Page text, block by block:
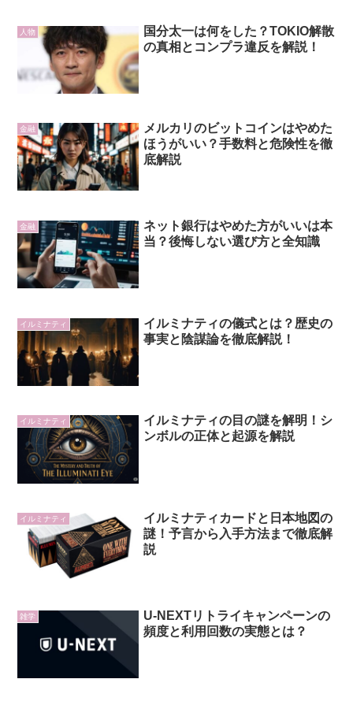
人物
国分太一は何をした？TOKIO解散
の真相とコンプラ違反を解説！
金融
メルカリのビットコインはやめた
ほうがいい？手数料と危険性を徹
底解説
金融
ネット銀行はやめた方がいいは本
当？後悔しない選び方と全知識
イルミナティ
イルミナティの儀式とは？歴史の
事実と陰謀論を徹底解説！
イルミナティ
イルミナティの目の謎を解明！シ
ンボルの正体と起源を解説
イルミナティ
イルミナティカードと日本地図の
謎！予言から入手方法まで徹底解
説
雑学
U-NEXTリトライキャンペーンの
頻度と利用回数の実態とは？